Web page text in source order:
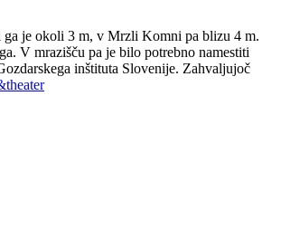
ga je okoli 3 m, v Mrzli Komni pa blizu 4 m.
V mrazišču pa je bilo potrebno namestiti
inštituta Slovenije. Zahvaljujoč